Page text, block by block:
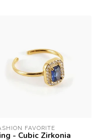
FAVORITE
- Cubic Zirkonia